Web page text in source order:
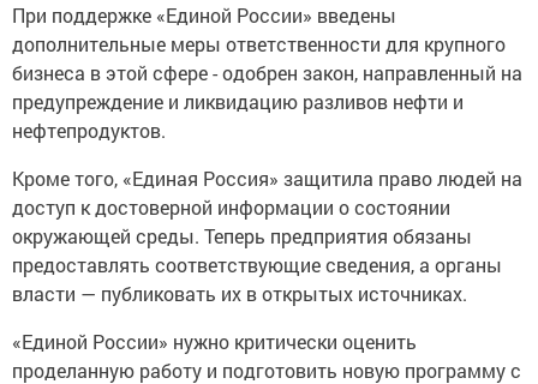
При поддержке «Единой России» введены
дополнительные меры ответственности для крупного
бизнеса в этой сфере - одобрен закон, направленный на
предупреждение и ликвидацию разливов нефти и
нефтепродуктов.
Кроме того, «Единая Россия» защитила право людей на
доступ к достоверной информации о состоянии
окружающей среды. Теперь предприятия обязаны
предоставлять соответствующие сведения, а органы
власти — публиковать их в открытых источниках.
«Единой России» нужно критически оценить
проделанную работу и подготовить новую программу с